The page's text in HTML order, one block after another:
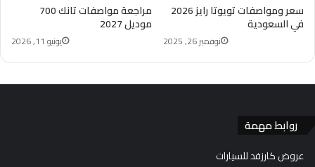
مراجعة مواصفات تانك 700
موديل 2027
يونيو 11, 2026
سعر ومواصفات تويوتا رايز 2026
في السعودية
نوفمبر 26, 2025
روابط مهمة
عروض كارزفد للسيارات